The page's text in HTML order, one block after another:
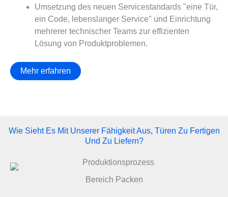
Umsetzung des neuen Servicestandards "eine Tür,
ein Code, lebenslanger Service" und Einrichtung
mehrerer technischer Teams zur effizienten
Lösung von Produktproblemen.
Mehr erfahren
Wie Sieht Es Mit Unserer Fähigkeit Aus, Türen Zu Fertigen
Und Zu Liefern?
Bereich Packen